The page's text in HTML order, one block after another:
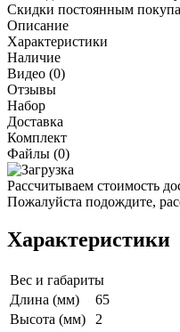
Скидки постоянным
Описание
Характеристики
Наличие
Видео (0)
Отзывы
Набор
Доставка
Комплект
Файлы (0)
Рассчитываем стоимость
Пожалуйста подождите,
Характеристики
Вес и габариты
Длина (мм)
65
Высота (мм)
2